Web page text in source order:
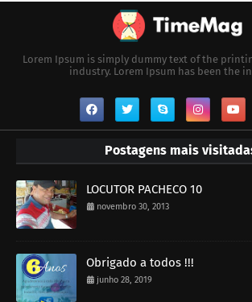
Lorem Ipsum is simply dummy text of the
industry. Lorem Ipsum has been the
Postagens mais
LOCUTOR PACHECO 10
novembro 30, 2013
Obrigado a todos !!!
junho 28, 2019